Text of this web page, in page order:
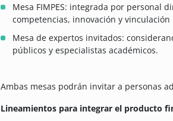
Mesa FIMPES: integrada por personal
competencias, innovación y
Mesa de expertos invitados:
públicos y especialistas académicos.
Ambas mesas podrán invitar a personas
Lineamientos para integrar el producto